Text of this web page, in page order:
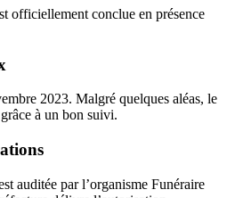
officiellement conclue en présence
2023. Malgré quelques aléas, le
à un bon suivi.
auditée par l’organisme Funéraire